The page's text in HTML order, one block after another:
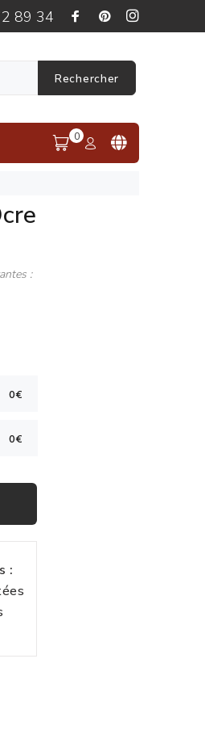
89 34
Rechercher
0
:
: